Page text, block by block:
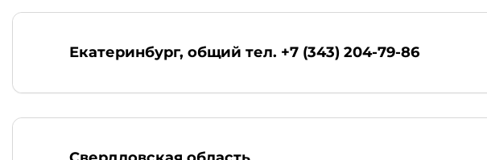
Екатеринбург, общий тел. +7 (343) 204-79-86